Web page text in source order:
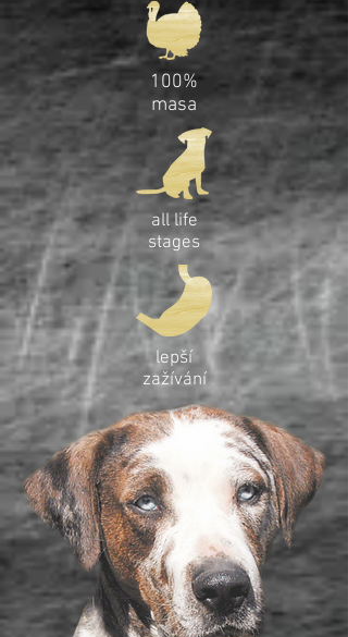
100%
masa
all life
stages
lepší
zažívání